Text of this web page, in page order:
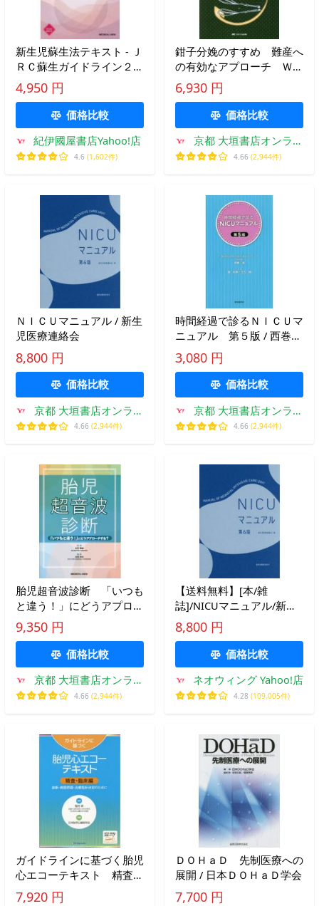
新生児蘇生法テキスト - Ｊ
ＲＣ蘇生ガイドライン２０
２５に基づく （第５版）
4,950 円
価格比較
紀伊國屋書店Yahoo!店
4.6 (1,602件)
鉗子分娩のすすめ 難産へ
の有効なアプローチ ＷＥ
Ｂ動画で、鉗子の挿入と接
合、牽引の方向や方法 鉗
子の抜去、助産師の分娩介
助など、実践がよくわかる
6,930 円
価格比較
京都 大垣書店オンライ
ン
4.66 (2,944件)
ＮＩＣＵマニュアル / 新生
児医療連絡会
8,800 円
価格比較
京都 大垣書店オンライ
ン
4.66 (2,944件)
時間経過で診るＮＩＣＵマ
ニュアル 第５版 / 西巻
滋 責任編集
3,080 円
価格比較
京都 大垣書店オンライ
ン
4.66 (2,944件)
胎児超音波診断 「いつも
と違う！」にどうアプロー
チする？ / 松田義雄／監
修 谷垣伸治／編集
9,350 円
価格比較
京都 大垣書店オンライ
ン
4.66 (2,944件)
【送料無料】[本/雑
誌]/NICUマニュアル/新生
児医療連絡会/編
8,800 円
価格比較
ネオウィング Yahoo!店
4.28 (109,005件)
ガイドラインに基づく胎児
心エコーテキスト 精査・
臨床編 / 稲村昇
7,920 円
ＤＯＨａＤ 先制医療への
展開 / 日本ＤＯＨａＤ学会
7,700 円